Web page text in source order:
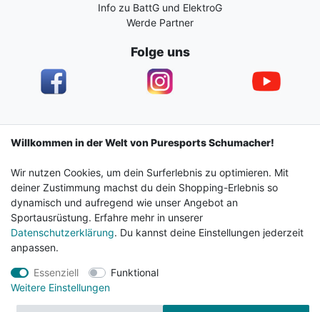
Info zu BattG und ElektroG
Werde Partner
Folge uns
Impressum Daten­schutz­erklärung AGB
Barrierefreiheitserklärung Widerrufs­recht
Vertrag widerrufen Kontakt
© 2024 Surf & Sportshop Schumacher. Alle Rechte
Willkommen in der Welt von Puresports Schumacher!
Wir nutzen Cookies, um dein Surferlebnis zu optimieren. Mit
deiner Zustimmung machst du dein Shopping-Erlebnis so
dynamisch und aufregend wie unser Angebot an
Sportausrüstung. Erfahre mehr in unserer
Datenschutzerklärung. Du kannst deine Einstellungen jederzeit
anpassen.
Essenziell
Funktional
Weitere Einstellungen